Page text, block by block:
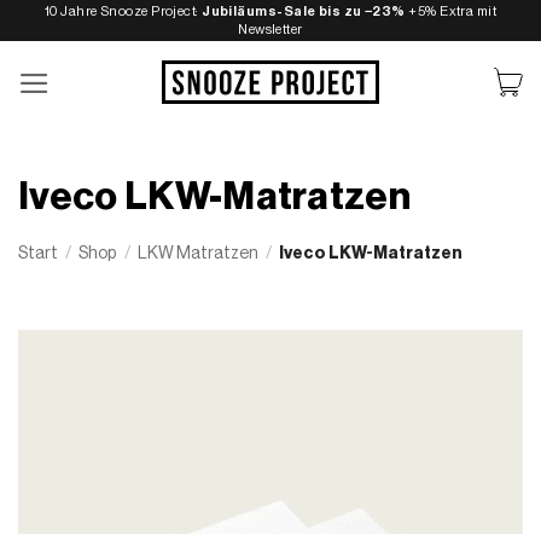
Inhalt
springen
10 Jahre Snooze Project: Jubiläums-Sale bis zu −23% +5% Extra mit
Newsletter
Iveco LKW-Matratzen
Start / Shop / LKW Matratzen / Iveco LKW-Matratzen